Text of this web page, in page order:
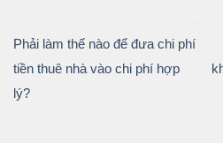
Phải làm thế nào để đưa chi phí
tiền thuê nhà vào chi phí hợp
lý?